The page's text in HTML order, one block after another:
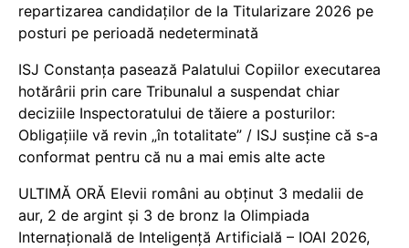
repartizarea candidaților de la Titularizare 2026 pe
posturi pe perioadă nedeterminată
ISJ Constanța pasează Palatului Copiilor executarea
hotărârii prin care Tribunalul a suspendat chiar
deciziile Inspectoratului de tăiere a posturilor:
Obligațiile vă revin „în totalitate” / ISJ susține că s-a
conformat pentru că nu a mai emis alte acte
ULTIMĂ ORĂ Elevii români au obținut 3 medalii de
aur, 2 de argint și 3 de bronz la Olimpiada
Internațională de Inteligență Artificială – IOAI 2026,